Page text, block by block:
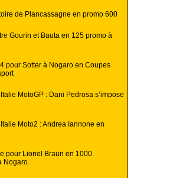
de Plancassagne en promo 600
Gourin et Bauta en 125 promo à
pour Sotter à Nogaro en Coupes
MotoGP : Dani Pedrosa s’impose
Moto2 : Andrea Iannone en
pour Lionel Braun en 1000
Nogaro.